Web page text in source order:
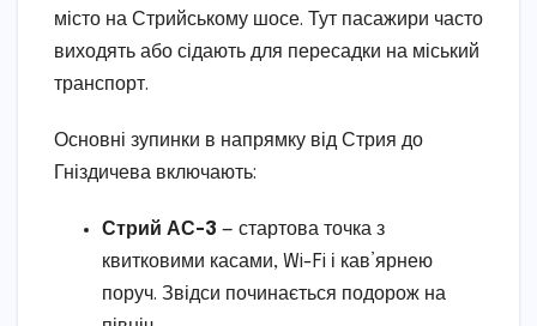
місто на Стрийському шосе. Тут пасажири часто
виходять або сідають для пересадки на міський
транспорт.
Основні зупинки в напрямку від Стрия до
Гніздичева включають:
Стрий АС-3 — стартова точка з
квитковими касами, Wi-Fi і кав’ярнею
поруч. Звідси починається подорож на